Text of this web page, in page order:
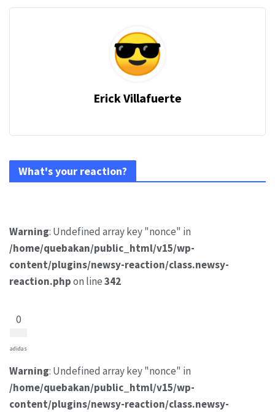
Erick Villafuerte
What's your reaction?
Warning: Undefined array key "nonce" in
/home/quebakan/public_html/v15/wp-
content/plugins/newsy-reaction/class.newsy-
reaction.phpon line342
0
adidas
Warning: Undefined array key "nonce" in
/home/quebakan/public_html/v15/wp-
content/plugins/newsy-reaction/class.newsy-